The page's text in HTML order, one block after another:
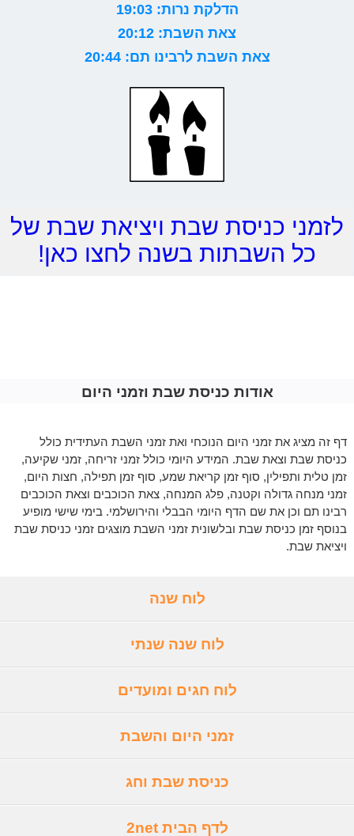
הדלקת נרות: 19:03
צאת השבת: 20:12
צאת השבת לרבינו תם: 20:44
לזמני כניסת שבת ויציאת שבת של
כל השבתות בשנה לחצו כאן!
אודות כניסת שבת וזמני היום
דף זה מציג את זמני היום הנוכחי ואת זמני השבת העתידית כולל
כניסת שבת וצאת שבת. המידע היומי כולל זמני זריחה, זמני שקיעה,
זמן טלית ותפילין, סוף זמן קריאת שמע, סוף זמן תפילה, חצות היום,
זמני מנחה גדולה וקטנה, פלג המנחה, צאת הכוכבים וצאת הכוכבים
רבינו תם וכן את שם הדף היומי הבבלי והירושלמי. בימי שישי מופיע
בנוסף זמן כניסת שבת ובלשונית זמני השבת מוצגים זמני כניסת שבת
ויציאת שבת.
לוח שנה
לוח שנה שנתי
לוח חגים ומועדים
זמני היום והשבת
כניסת שבת וחג
לדף הבית 2net